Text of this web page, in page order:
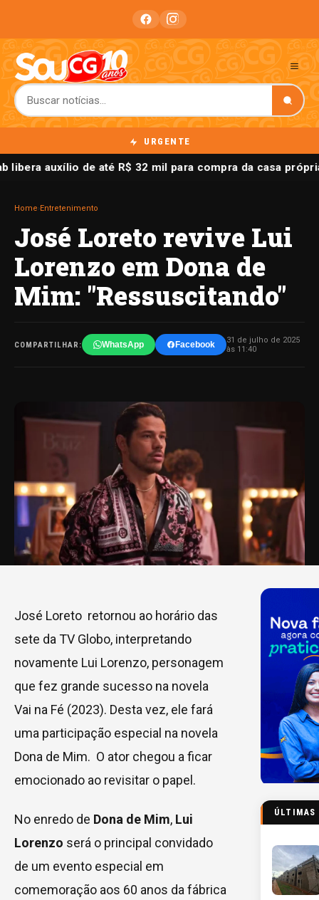
URGENTE
libera auxílio de até R$ 32 mil para compra da casa
Home Entretenimento
José Loreto revive Lui
Lorenzo em Dona de
Mim: "Ressuscitando"
COMPARTILHAR: WhatsApp Facebook
31 de julho de 2025
às 11:40
José Loreto retornou ao horário das
sete da TV Globo, interpretando
novamente Lui Lorenzo, personagem
que fez grande sucesso na novela
Vai na Fé (2023). Desta vez, ele fará
uma participação especial na novela
Dona de Mim. O ator chegou a ficar
emocionado ao revisitar o papel.
No enredo de Dona de Mim, Lui
Lorenzo será o principal convidado
de um evento especial em
comemoração aos 60 anos da fábrica